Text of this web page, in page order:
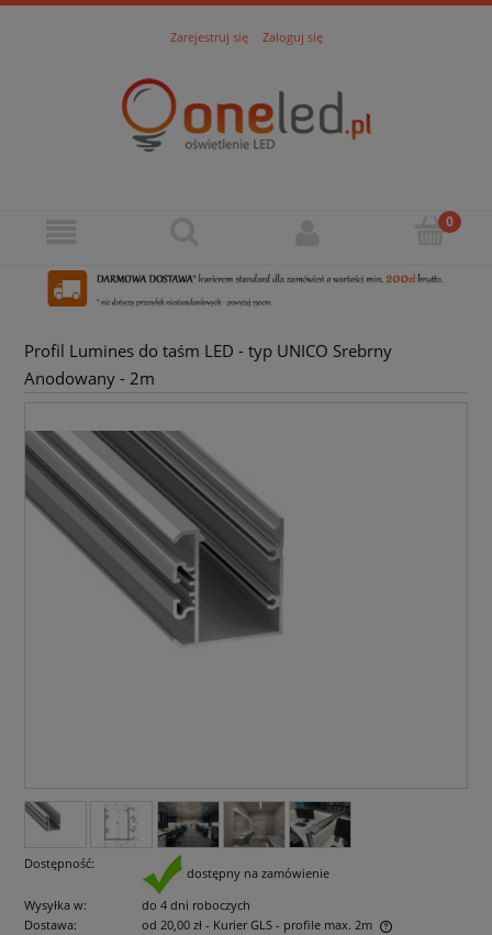
Zarejestruj się Zaloguj się
Profil Lumines do taśm LED - typ UNICO Srebrny
Anodowany - 2m
Dostępność:
dostępny na zamówienie
Wysyłka w:
do 4 dni roboczych
Dostawa:
od 20,00 zł - Kurier GLS - profile max. 2m